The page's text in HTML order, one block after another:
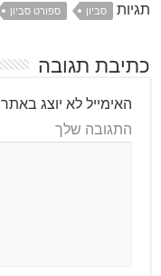
תגיות סביון ספורט סביון
כתיבת תגובה
האימייל לא יוצג
התגובה שלך